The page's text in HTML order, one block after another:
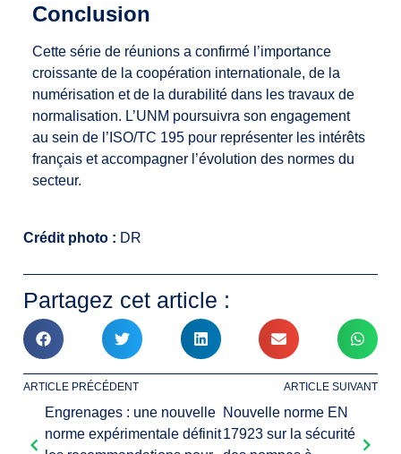
Conclusion
Cette série de réunions a confirmé l’importance
croissante de la coopération internationale, de la
numérisation et de la durabilité dans les travaux de
normalisation. L’UNM poursuivra son engagement
au sein de l’ISO/TC 195 pour représenter les intérêts
français et accompagner l’évolution des normes du
secteur.
Crédit photo : DR
Partagez cet article :
ARTICLE PRÉCÉDENT ARTICLE SUIVANT
Engrenages : une nouvelle
norme expérimentale définit
Nouvelle norme EN
17923 sur la sécurité